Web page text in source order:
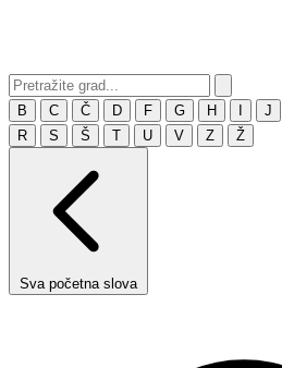
B C Č D F G H J
R
S Š T U V Z Ž
Sva početna slova